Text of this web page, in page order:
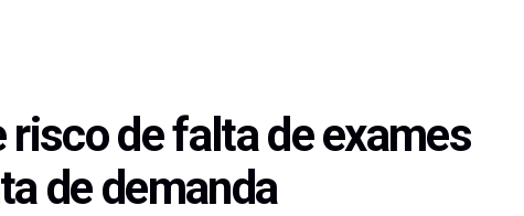
de falta de exames
de demanda